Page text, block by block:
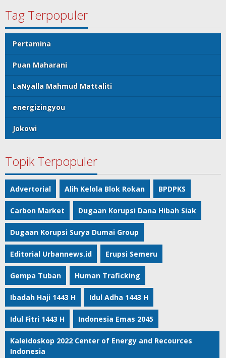
Tag Terpopuler
Pertamina
Puan Maharani
LaNyalla Mahmud Mattaliti
energizingyou
Jokowi
Topik Terpopuler
Advertorial Alih Kelola Blok Rokan BPDPKS
Carbon Market Dugaan Korupsi Dana Hibah Siak
Dugaan Korupsi Surya Dumai Group
Editorial Urbannews.id Erupsi Semeru
Gempa Tuban Human Traficking
Ibadah Haji 1443 H Idul Adha 1443 H
Idul Fitri 1443 H Indonesia Emas 2045
Kaleidoskop 2022 Center of Energy and Recources
Indonesia